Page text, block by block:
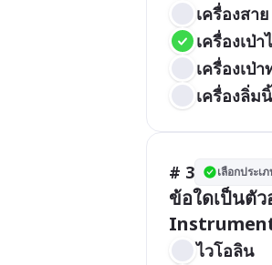
เครื่องสาย
เครื่องเป่า
เครื่องเป่
เครื่องลิ่ม
# 3 เลือกประเ
ข้อใดเป็นตัว
ไวโอลิน